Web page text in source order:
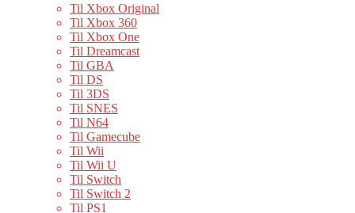
Til Xbox Original
Til Xbox 360
Til Xbox One
Til Dreamcast
Til GBA
Til DS
Til 3DS
Til SNES
Til N64
Til Gamecube
Til Wii
Til Wii U
Til Switch
Til Switch 2
Til PS1